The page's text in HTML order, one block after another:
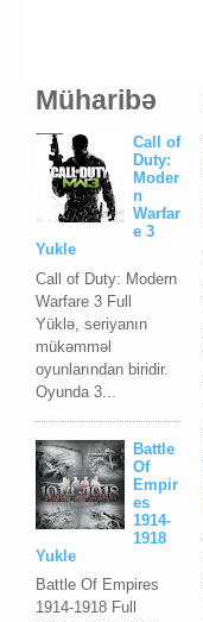
Müharibə
Call of
Duty:
Moder
n
Warfar
e 3
Yukle
Call of Duty: Modern
Warfare 3 Full
Yüklə, seriyanın
mükəmməl
oyunlarından biridir.
Oyunda 3...
Battle
Of
Empir
es
1914-
1918
Yukle
Battle Of Empires
1914-1918 Full